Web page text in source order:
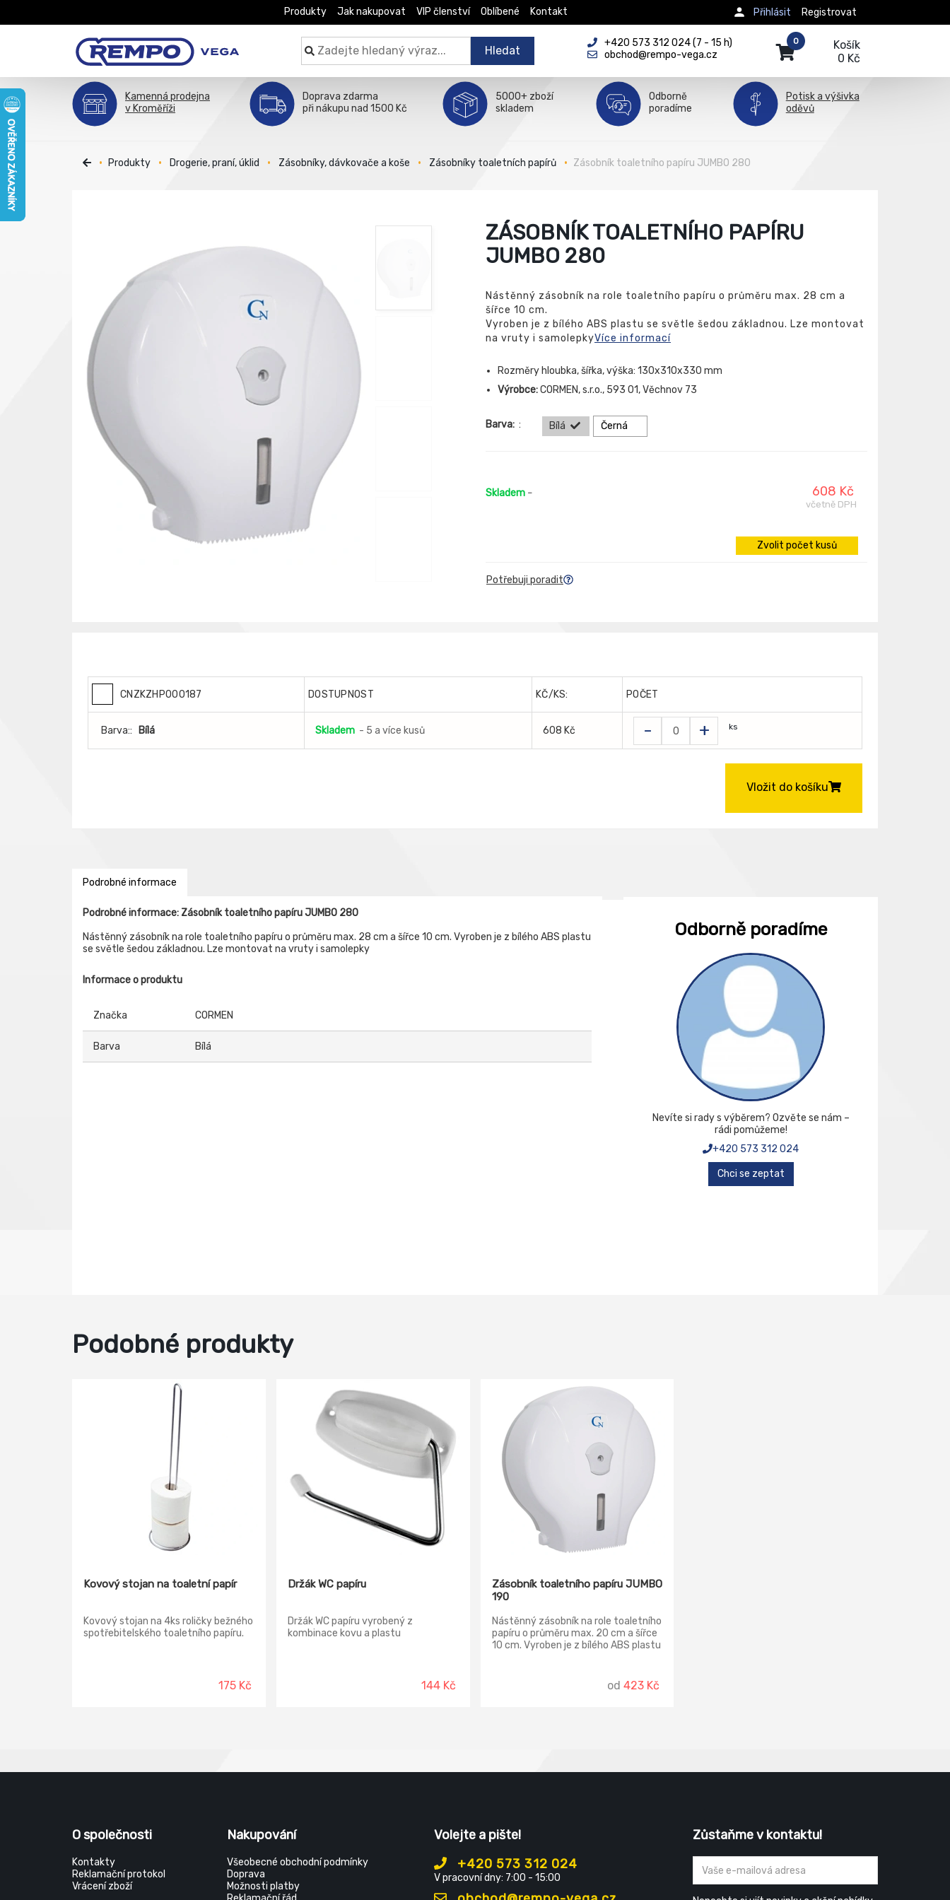
Produkty Jak nakupovat VIP členství Oblíbené Kontakt Registrovat
Přihlásit
Hledat
+420 573 312 024 (7 - 15 h)
obchod@rempo-vega.cz
Košík
0 Kč
0
Kamenná prodejna
v Kroměříži
Doprava zdarma
při nákupu nad 1500 Kč
5000+ zboží
skladem
Odborně
poradíme
Potisk a výšivka
oděvů
Produkty Drogerie, praní, úklid Zásobníky, dávkovače a koše Zásobníky toaletních papírů Zásobník toaletního papíru JUMBO 280
ZÁSOBNÍK TOALETNÍHO PAPÍRU
JUMBO 280
Nástěnný zásobník na role toaletního papíru o průměru max. 28 cm a
šířce 10 cm.
Vyroben je z bílého ABS plastu se světle šedou základnou. Lze montovat
na vruty i samolepkyVíce informací
Rozměry hloubka, šířka, výška: 130x310x330 mm
Výrobce:CORMEN, s.r.o., 593 01, Věchnov 73
Barva: : Bílá Černá
Skladem - 608 Kč
včetně DPH
Zvolit počet kusů
Potřebuji poradit
CNZKZHP000187 DOSTUPNOST KČ/KS: POČET
Barva:: Bílá Skladem - 5 a více kusů 608 Kč - + ks
Vložit do košíku
Podrobné informace
Podrobné informace: Zásobník toaletního papíru JUMBO 280
Nástěnný zásobník na role toaletního papíru o průměru max. 28 cm a šířce 10 cm. Vyroben je z bílého ABS plastu
se světle šedou základnou. Lze montovat na vruty i samolepky
Informace o produktu
Značka CORMEN
Barva Bílá
Odborně poradíme
Nevíte si rady s výběrem? Ozvěte se nám –
rádi pomůžeme!
+420 573 312 024
Chci se zeptat
Podobné produkty
Kovový stojan na toaletní papír
Kovový stojan na 4ks roličky bežného
spotřebitelského toaletního papíru.
175 Kč
Držák WC papíru
Držák WC papíru vyrobený z
kombinace kovu a plastu
144 Kč
Zásobník toaletního papíru JUMBO
190
Nástěnný zásobník na role toaletního
papíru o průměru max. 20 cm a šířce
10 cm. Vyroben je z bílého ABS plastu
od423 Kč
O společnosti
Kontakty
Reklamační protokol
Vrácení zboží
Nakupování
Všeobecné obchodní podmínky
Doprava
Možnosti platby
Volejte a pište!
+420 573 312 024
V pracovní dny: 7:00 - 15:00
Zůstaňme v kontaktu!